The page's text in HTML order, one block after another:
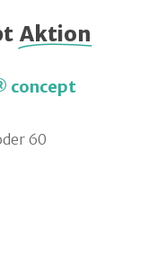
Aktion
concept
60